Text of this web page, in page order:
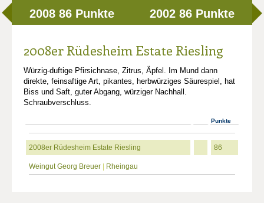
2008 86 Punkte 2002 86 Punkte
2008er Rüdesheim Estate Riesling
Würzig-duftige Pfirsichnase, Zitrus, Äpfel. Im Mund dann
direkte, feinsaftige Art, pikantes, herbwürziges Säurespiel, hat
Biss und Saft, guter Abgang, würziger Nachhall.
Schraubverschluss.
Punkte
2008er Rüdesheim Estate Riesling 86
Weingut Georg Breuer Rheingau